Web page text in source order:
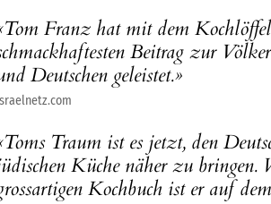
Franz hat mit dem
Beitrag zur
Deutschen geleistet.»
Traum ist es jetzt, den
Küche näher zu bringen.
Kochbuch ist er auf